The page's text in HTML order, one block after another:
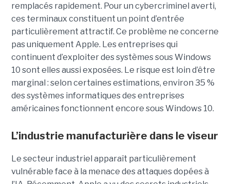
remplacés rapidement. Pour un cybercriminel averti,
ces terminaux constituent un point d’entrée
particulièrement attractif. Ce problème ne concerne
pas uniquement Apple. Les entreprises qui
continuent d’exploiter des systèmes sous Windows
10 sont elles aussi exposées. Le risque est loin d’être
marginal : selon certaines estimations, environ 35 %
des systèmes informatiques des entreprises
américaines fonctionnent encore sous Windows 10.
L’industrie manufacturière dans le viseur
Le secteur industriel apparaît particulièrement
vulnérable face à la menace des attaques dopées à